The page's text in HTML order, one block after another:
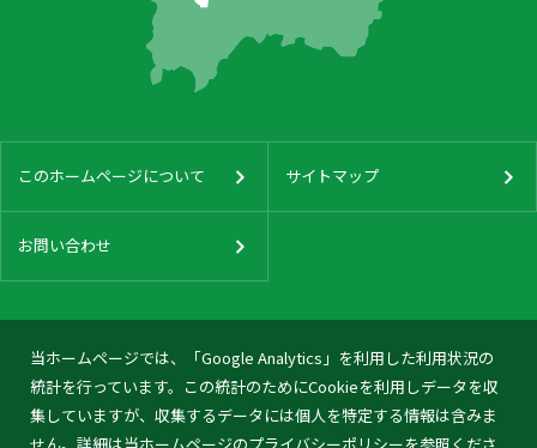
当ホームページでは、「Google Analytics」を利用した利用状況の
統計を行っています。この統計のためにCookieを利用しデータを収
集していますが、収集するデータには個人を特定する情報は含みま
このホームページについて サイトマップ
お問い合わせ